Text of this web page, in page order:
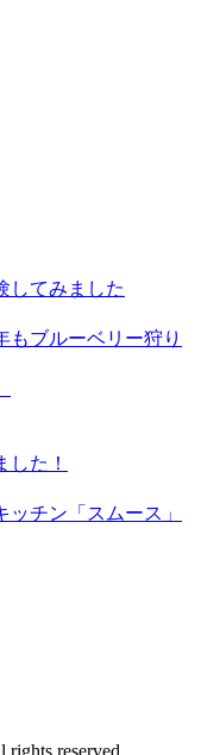
してみました
もブルーベリー狩り
た！
チン「スムース」
reserved.